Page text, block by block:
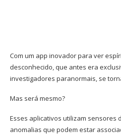
Com um app inovador para ver
desconhecido, que antes era
investigadores paranormais, se
Mas será mesmo?
Esses aplicativos utilizam sensores
anomalias que podem estar